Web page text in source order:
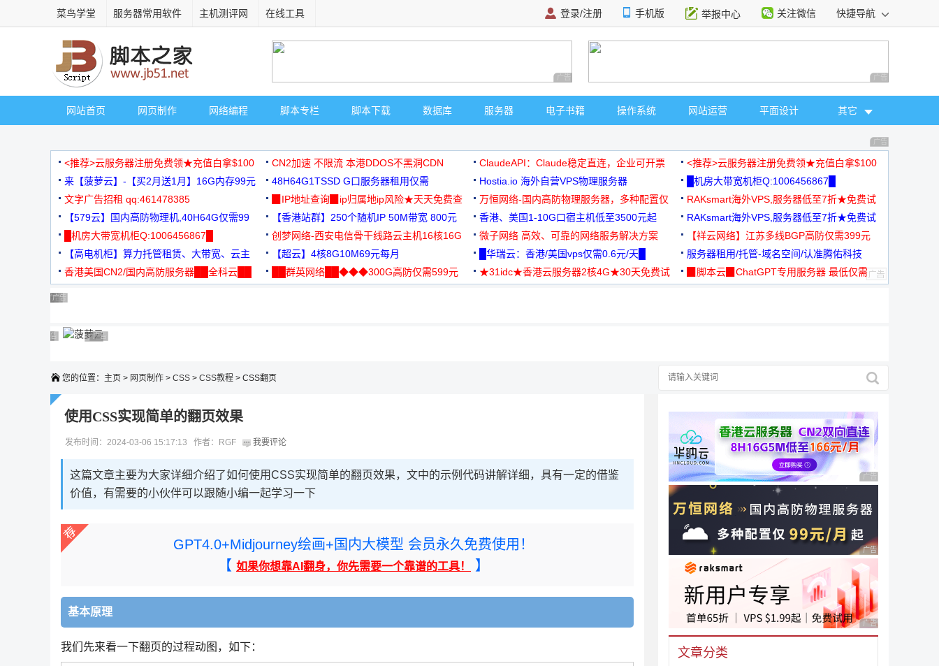
菜鸟学堂 服务器常用软件 主机测评网 在线工具 登录/注册 手机版 举报中心 关注微信 快捷导航
广告 商业广告，理性选择 广告 商业广告，理
网站首页 网页制作 网络编程 脚本专栏 脚本下载 数据库 服务器 电子书籍 操作系统 网站运营 平面设计 其它
广告 商业广告，理
<推荐>云服务器注册免费领★充值白拿$100 CN2加速 不限流 本港DDOS不黑洞CDN ClaudeAPI：Claude稳定直连，企业可开票
<推荐>云服务器注册免费领★充值白拿$100
来【菠萝云】-【买2月送1月】16G内存99元
48H64G1TSSD G口服务器租用仅需
3000+可免费测试
Hostia.io 海外自营VPS物理服务器
█机房大带宽机柜Q:1006456867█
文字广告招租 qq:461478385
▉IP地址查询▉ip归属地ip风险★天天免费查
万恒网络-国内高防物理服务器，多种配置仅
99元/月起
RAKsmart海外VPS,服务器低至7折★免费试
用★
【579云】国内高防物理机,40H64G仅需99
元
【香港站群】250个随机IP 50M带宽 800元 香港、美国1-10G口宿主机低至3500元起
RAKsmart海外VPS,服务器低至7折★免费试
用★
█机房大带宽机柜Q:1006456867█
创梦网络-西安电信骨干线路云主机16核16G
88元/月
微子网络 高效、可靠的网络服务解决方案
【祥云网络】江苏多线BGP高防仅需399元
【高电机柜】算力托管租赁、大带宽、云主
机
【超云】4核8G10M69元每月 █华瑞云：香港/美国vps仅需0.6元/天█
服务器租用/托管-域名空间/认准腾佑科技
香港美国CN2/国内高防服务器██全科云██
██群英网络██◆◆◆300G高防仅需599元
★31idc★香港云服务器2核4G★30天免费试
▉脚本云▉ChatGPT专用服务器 最低仅需
广告 商业广告，理性选择
广告 商业广告，理性选择
广告 商业广告，理性选择
广告 商业广告，理性选择
广告 商业广告，理性选择
广告 商业广告，理性选择
广告 商业广告，理性选择
广告 商业广告，理性选择广告 商业广告，理性选择
广告 商业广告，理性选择
您的位置： 主页 > 网页制作 > CSS > CSS教程 > CSS翻页
使用CSS实现简单的翻页效果
发布时间：2024-03-06 15:17:13 作者：RGF 我要评论
这篇文章主要为大家详细介绍了如何使用CSS实现简单的翻页效果，文中的示例代码讲解详细，具有一定的借鉴
价值，有需要的小伙伴可以跟随小编一起学习一下
GPT4.0+Midjourney绘画+国内大模型 会员永久免费使用！
【 如果你想靠AI翻身，你先需要一个靠谱的工具！ 】
基本原理
我们先来看一下翻页的过程动图，如下：
广告 商业广告，理性
广告 商业广告，理性
广告 商业广告，理性
文章分类